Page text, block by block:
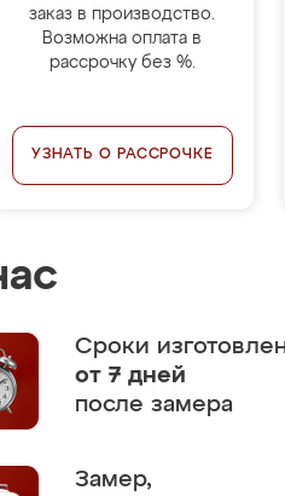
заказ в производство.
Возможна оплата в
рассрочку без %.
УЗНАТЬ О РАССРОЧКЕ
Сроки
от 7 дней
после замера
Замер,